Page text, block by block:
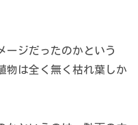
ージだったのかという
物は全く無く枯れ葉しか